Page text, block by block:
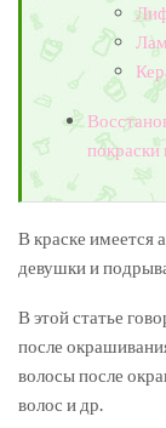
В краске имеется
девушки и
В этой статье
после
волосы после
волос и др.